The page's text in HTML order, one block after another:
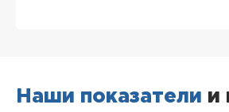
Наши показатели и